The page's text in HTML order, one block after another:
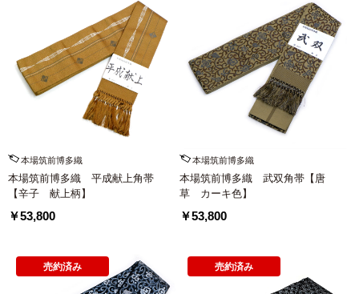
本場筑前博多織
本場筑前博多織 平成献上角帯
【辛子 献上柄】
￥53,800
本場筑前博多織
本場筑前博多織 武双角帯【唐
草 カーキ色】
￥53,800
売約済み 売約済み